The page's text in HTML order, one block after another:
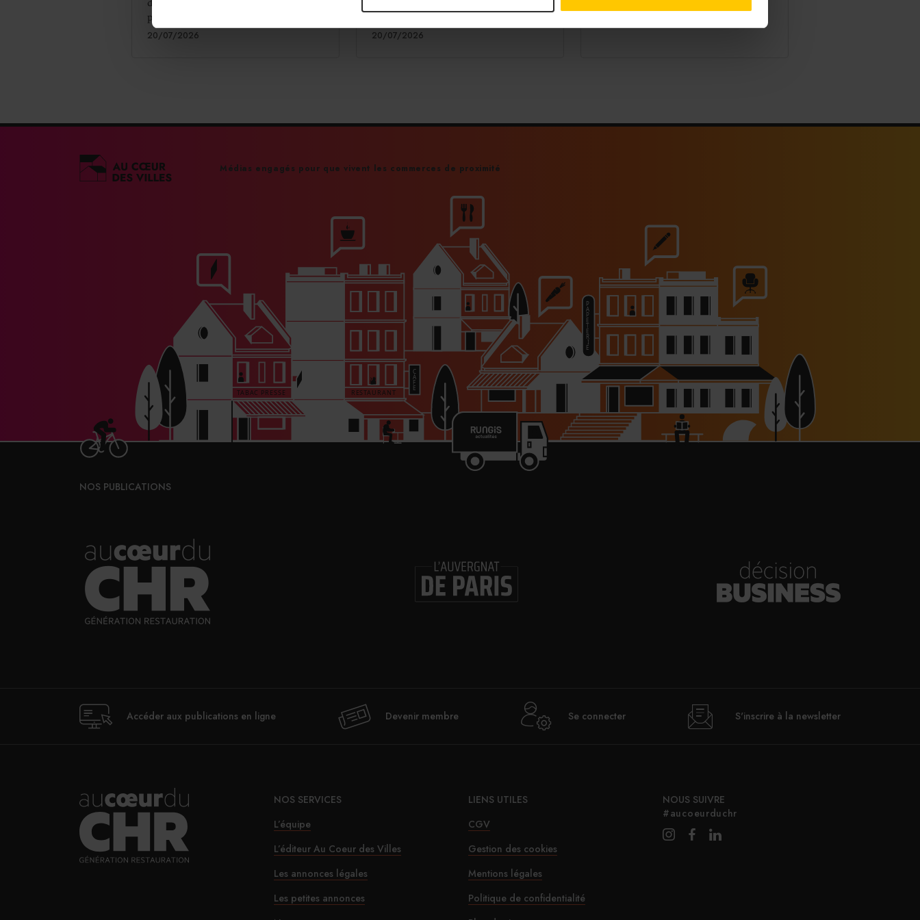
PARTAGER
pour Cafés Richard.
20/07/2026
un champ de tournesols en papier.
20/07/2026
Médias engagés pour que vivent les commerces de proximité
NOS PUBLICATIONS
Accéder aux publications en ligne Devenir membre Se connecter S'inscrire à la newsletter
NOS SERVICES
L’équipe
L’éditeur Au Coeur des Villes
Les annonces légales
Les petites annonces
LIENS UTILES
CGV
Gestion des cookies
Mentions légales
Politique de confidentialité
NOUS SUIVRE
#aucoeurduchr